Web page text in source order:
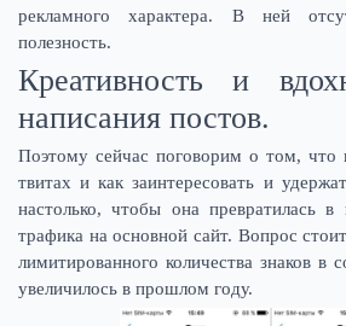
рекламного характера. В ней
полезность.
Креативность и
написания постов.
Поэтому сейчас поговорим о том, что
твитах и как заинтересовать и
настолько, чтобы она превратилась в
трафика на основной сайт. Вопрос
лимитированного количества знаков в
увеличилось в прошлом году.